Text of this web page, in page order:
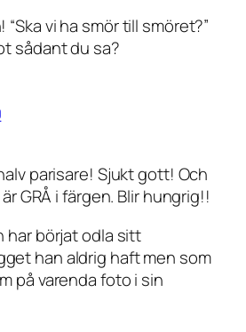
vi ha smör till smöret?”
sådant du sa?
parisare! Sjukt gott! Och
GRÅ i färgen. Blir hungrig!!
har börjat odla sitt
han aldrig haft men som
på varenda foto i sin